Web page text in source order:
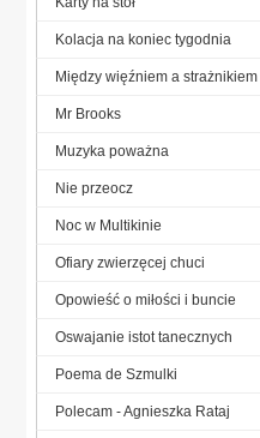
Kolacja na koniec tygodnia
Między więźniem a strażnikiem
Mr Brooks
Muzyka poważna
Nie przeocz
Noc w Multikinie
Ofiary zwierzęcej chuci
Opowieść o miłości i buncie
Oswajanie istot tanecznych
Poema de Szmulki
Polecam - Agnieszka Rataj